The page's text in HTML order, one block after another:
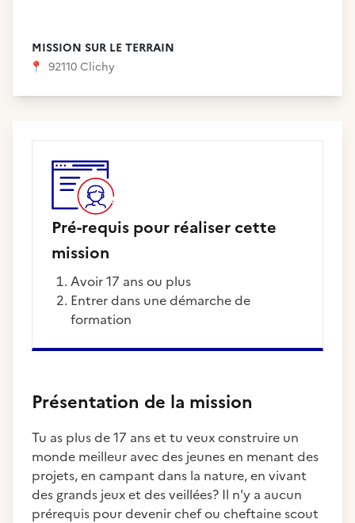
MISSION SUR LE TERRAIN
📍 92110 Clichy
Pré-requis pour réaliser cette
mission
Avoir 17 ans ou plus
Entrer dans une démarche de
formation
Présentation de la mission
Tu as plus de 17 ans et tu veux construire un
monde meilleur avec des jeunes en menant des
projets, en campant dans la nature, en vivant
des grands jeux et des veillées? Il n'y a aucun
prérequis pour devenir chef ou cheftaine scout